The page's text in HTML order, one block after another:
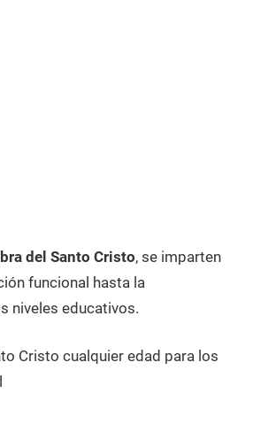
del Santo Cristo, se imparten
funcional hasta la
niveles educativos.
Cristo cualquier edad para los